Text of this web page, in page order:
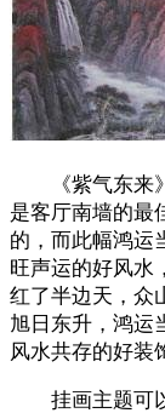
《紫气东
是客厅南墙的最
的，而此幅鸿运
旺声运的好风水
红了半边天，众
旭日东升，鸿运
风水共存的好装
挂画主题可